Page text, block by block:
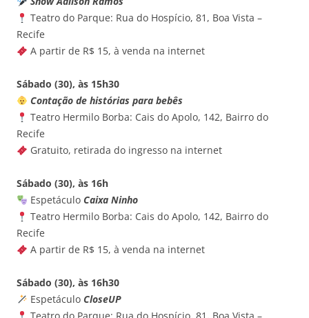
Teatro do Parque: Rua do Hospício, 81, Boa Vista –
Recife
A partir de R$ 15, à venda na internet
Sábado (30), às 15h30
Contação de histórias para bebês
Teatro Hermilo Borba: Cais do Apolo, 142, Bairro do
Recife
Gratuito, retirada do ingresso na internet
Sábado (30), às 16h
Espetáculo Caixa Ninho
Teatro Hermilo Borba: Cais do Apolo, 142, Bairro do
Recife
A partir de R$ 15, à venda na internet
Sábado (30), às 16h30
Espetáculo CloseUP